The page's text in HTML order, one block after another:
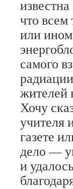
что всем
или
самого
жителей
Хочу
учителя
газете
дело —
и